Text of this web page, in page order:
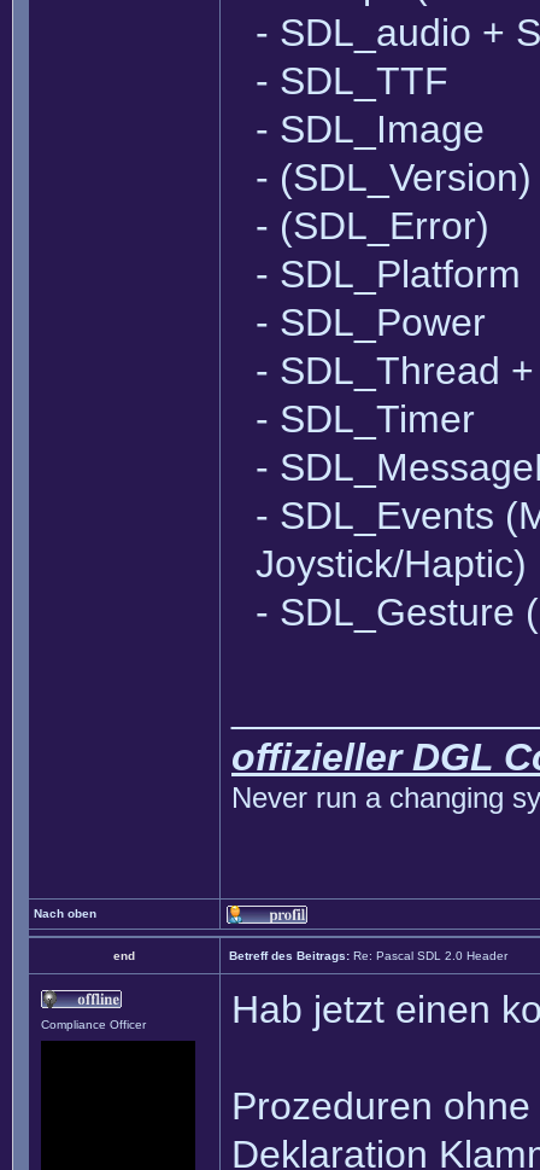
- SDL_audio +
- SDL_TTF
- SDL_Image
- (SDL_Version)
- (SDL_Error)
- SDL_Platform
- SDL_Power
- SDL_Thread
- SDL_Timer
-
- SDL_Events
Joystick/Haptic)
- SDL_Gesture
offizieller DGL
Never run a changing
Nach oben
end Betreff des Beitrags: Re: Pascal SDL 2.0 Header
Compliance Officer Hab jetzt einen
Prozeduren
Deklaration